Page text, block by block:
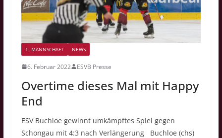
1. MANNSCHAFT NEWS
6. Februar 2022 ESVB Presse
Overtime dieses Mal mit Happy
End
ESV Buchloe gewinnt umkämpftes Spiel gegen
Schongau mit 4:3 nach Verlängerung Buchloe (chs)